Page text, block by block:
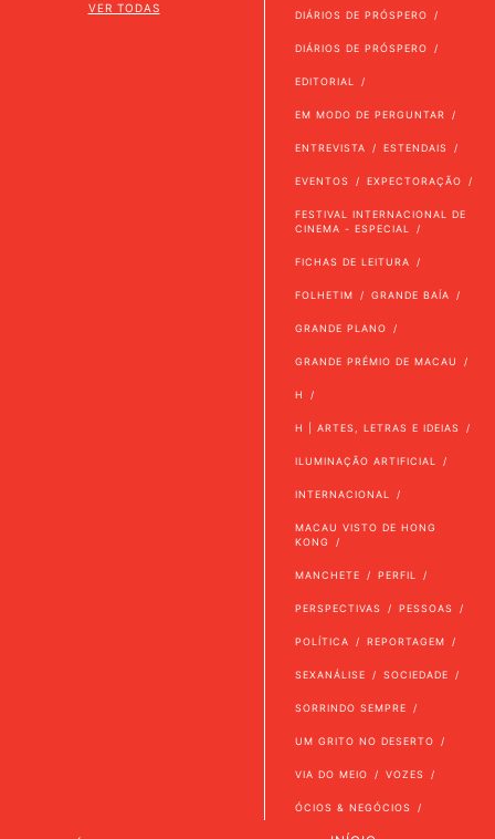
VER TODAS
DIÁRIOS DE PRÓSPERO
DIÁRIOS DE PRÓSPERO
EDITORIAL
EM MODO DE PERGUNTAR
ENTREVISTA ESTENDAIS
EVENTOS EXPECTORAÇÃO
FESTIVAL INTERNACIONAL DE
CINEMA - ESPECIAL
FICHAS DE LEITURA
FOLHETIM GRANDE BAÍA
GRANDE PLANO
GRANDE PRÉMIO DE MACAU
H
H | ARTES, LETRAS E IDEIAS
ILUMINAÇÃO ARTIFICIAL
INTERNACIONAL
MACAU VISTO DE HONG
KONG
MANCHETE PERFIL
PERSPECTIVAS PESSOAS
POLÍTICA REPORTAGEM
SEXANÁLISE SOCIEDADE
SORRINDO SEMPRE
UM GRITO NO DESERTO
VIA DO MEIO VOZES
ÓCIOS & NEGÓCIOS